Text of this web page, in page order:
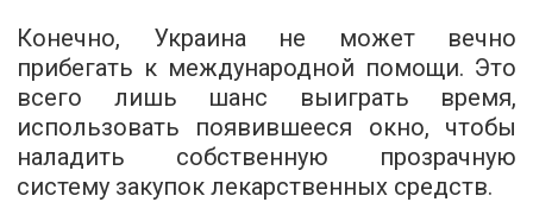
Конечно, Украина не может вечно
прибегать к международной помощи. Это
всего лишь шанс выиграть время,
использовать появившееся окно, чтобы
наладить собственную прозрачную
систему закупок лекарственных средств.